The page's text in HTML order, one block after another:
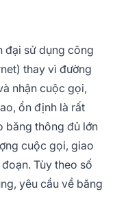
đại sử dụng công
thay vì đường
nhận cuộc gọi,
ổn định là rất
băng thông đủ lớn
cuộc gọi, giao
Tùy theo số
yêu cầu về băng